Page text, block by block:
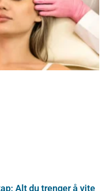
Alt du trenger å vite